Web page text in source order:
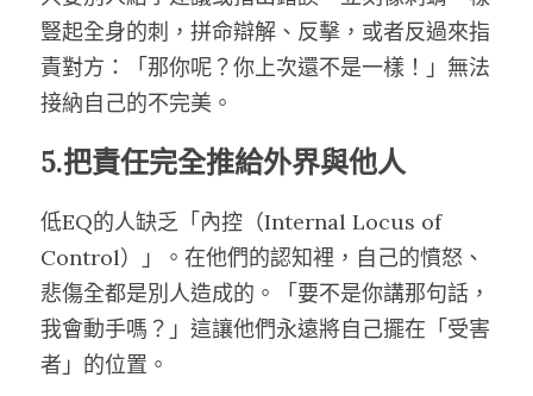
豎起全身的刺，拼命辯解、反擊，或者反過來指
責對方：「那你呢？你上次還不是一樣！」無法
接納自己的不完美。
5.把責任完全推給外界與他人
低EQ的人缺乏「內控（Internal Locus of
Control）」。在他們的認知裡，自己的憤怒、
悲傷全都是別人造成的。「要不是你講那句話，
我會動手嗎？」這讓他們永遠將自己擺在「受害
者」的位置。